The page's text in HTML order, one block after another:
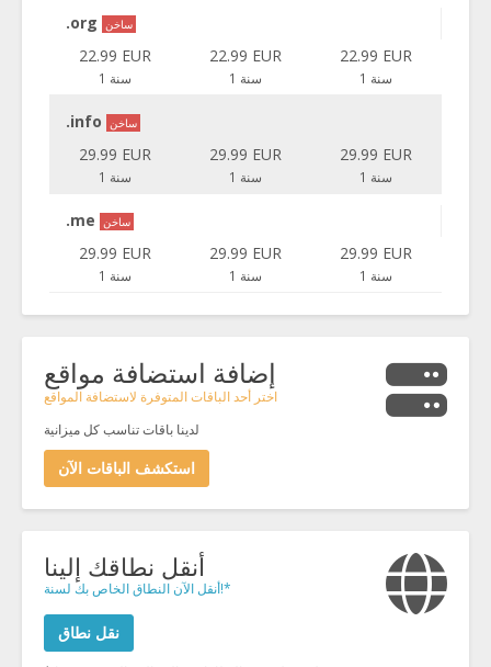
.org ساخن
22.99 EUR
1 سنة
22.99 EUR
1 سنة
22.99 EUR
1 سنة
.info ساخن
29.99 EUR
1 سنة
29.99 EUR
1 سنة
29.99 EUR
1 سنة
.me ساخن
29.99 EUR
1 سنة
29.99 EUR
1 سنة
29.99 EUR
1 سنة
إضافة استضافة مواقع
اختر أحد الباقات المتوفرة لاستضافة المواقع
لدينا باقات تناسب كل ميزانية
استكشف الباقات الآن
أنقل نطاقك إلينا
أنقل الآن النطاق الخاص بك لسنة!*
نقل نطاق